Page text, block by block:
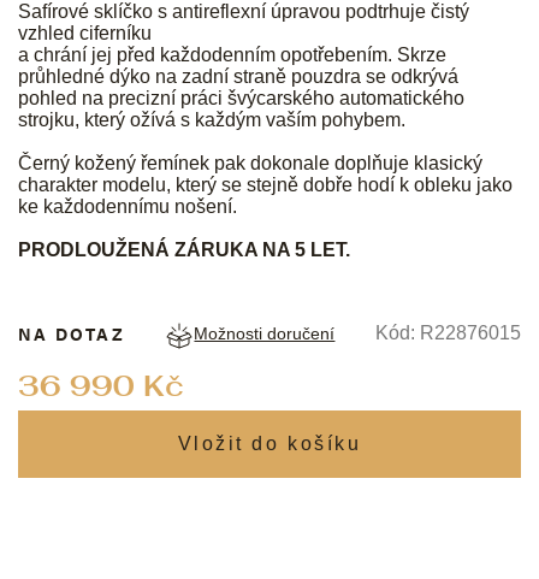
Safírové sklíčko s antireflexní úpravou podtrhuje čistý
vzhled ciferníku
a chrání jej před každodenním opotřebením. Skrze
průhledné dýko na zadní straně pouzdra se odkrývá
pohled na precizní práci švýcarského automatického
strojku, který ožívá s každým vaším pohybem.
Černý kožený řemínek pak dokonale doplňuje klasický
charakter modelu, který se stejně dobře hodí k obleku jako
ke každodennímu nošení.
PRODLOUŽENÁ ZÁRUKA NA 5 LET.
36 990 Kč
NA DOTAZ Možnosti doručení Kód: R22876015